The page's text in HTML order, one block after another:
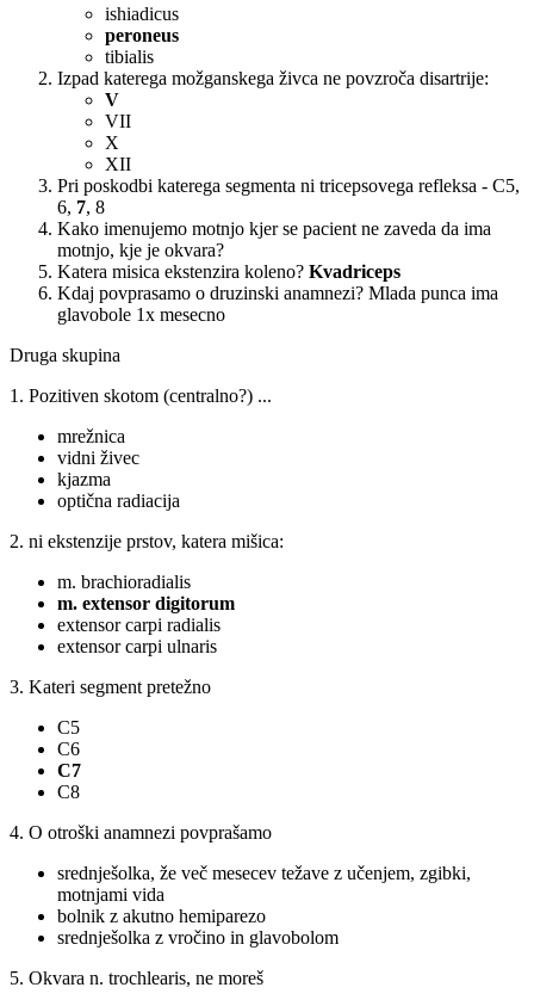
ishiadicus
peroneus
tibialis
Izpad katerega možganskega živca ne povzroča disartrije:
V
VII
X
XII
Pri poskodbi katerega segmenta ni tricepsovega refleksa - C5,
6, 7, 8
Kako imenujemo motnjo kjer se pacient ne zaveda da ima
motnjo, kje je okvara?
Katera misica ekstenzira koleno? Kvadriceps
Kdaj povprasamo o druzinski anamnezi? Mlada punca ima
glavobole 1x mesecno
Druga skupina
1. Pozitiven skotom (centralno?) ...
mrežnica
vidni živec
kjazma
optična radiacija
2. ni ekstenzije prstov, katera mišica:
m. brachioradialis
m. extensor digitorum
extensor carpi radialis
extensor carpi ulnaris
3. Kateri segment pretežno
C5
C6
C7
C8
4. O otroški anamnezi povprašamo
srednješolka, že več mesecev težave z učenjem, zgibki,
motnjami vida
bolnik z akutno hemiparezo
srednješolka z vročino in glavobolom
5. Okvara n. trochlearis, ne moreš